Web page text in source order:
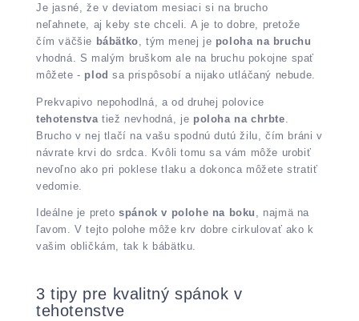
Je jasné, že v deviatom mesiaci si na brucho
neľahnete, aj keby ste chceli. A je to dobre, pretože
čím väčšie bábätko , tým menej je poloha na bruchu
vhodná. S malým bruškom ale na bruchu pokojne spať
môžete - plod sa prispôsobí a nijako utláčaný nebude.
Prekvapivo nepohodlná, a od druhej polovice
tehotenstva tiež nevhodná, je poloha na chrbte
Brucho v nej tlačí na vašu spodnú dutú žilu, čím bráni v
návrate krvi do srdca. Kvôli tomu sa vám môže urobiť
nevoľno ako pri poklese tlaku a dokonca môžete stratiť
vedomie.
Ideálne je pretospánok v polohe na boku , najmä na
ľavom. V tejto polohe môže krv dobre cirkulovať ako k
vašim obličkám, tak k bábätku.
3 tipy pre kvalitný spánok v
tehotenstve